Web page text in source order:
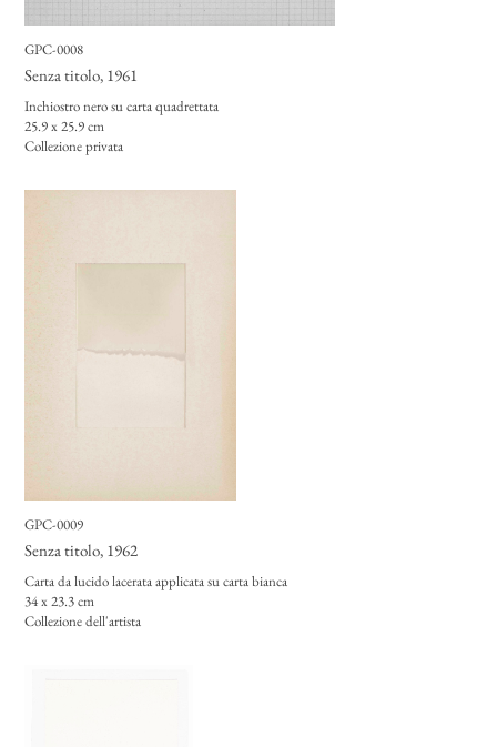
GPC-0008
Senza titolo, 1961
Inchiostro nero su carta quadrettata
25.9 x 25.9 cm
Collezione privata
GPC-0009
Senza titolo, 1962
Carta da lucido lacerata applicata su carta bianca
34 x 23.3 cm
Collezione dell'artista